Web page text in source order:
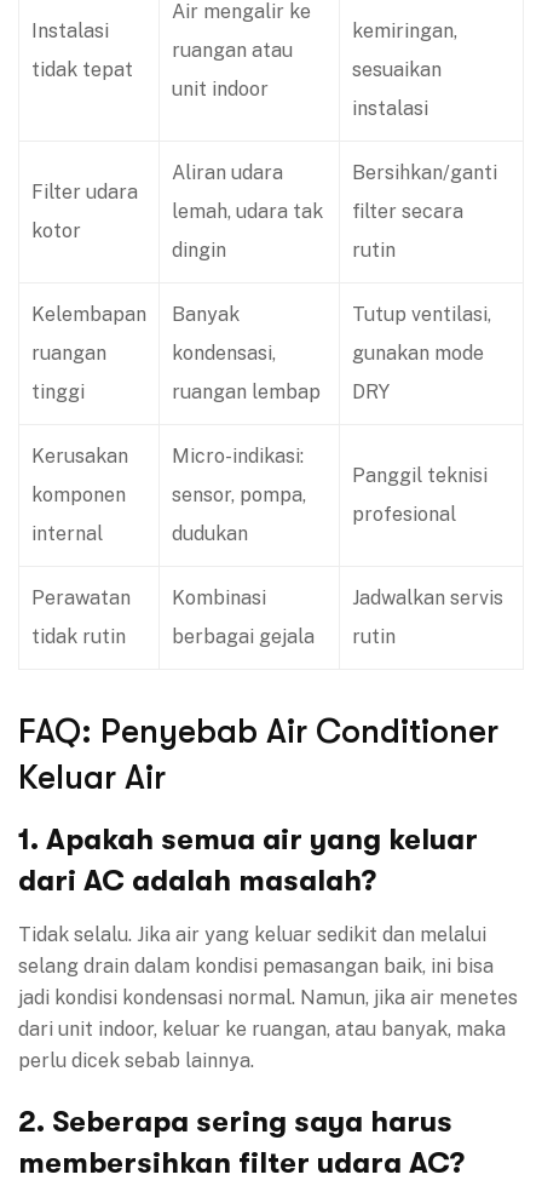
Instalasi
tidak tepat
Air mengalir ke
ruangan atau
unit indoor
kemiringan,
sesuaikan
instalasi
Filter udara
kotor
Aliran udara
lemah, udara tak
dingin
Bersihkan/ganti
filter secara
rutin
Kelembapan
ruangan
tinggi
Banyak
kondensasi,
ruangan lembap
Tutup ventilasi,
gunakan mode
DRY
Kerusakan
komponen
internal
Micro-indikasi:
sensor, pompa,
dudukan
Panggil teknisi
profesional
Perawatan
tidak rutin
Kombinasi
berbagai gejala
Jadwalkan servis
rutin
FAQ: Penyebab Air Conditioner
Keluar Air
1. Apakah semua air yang keluar
dari AC adalah masalah?
Tidak selalu. Jika air yang keluar sedikit dan melalui
selang drain dalam kondisi pemasangan baik, ini bisa
jadi kondisi kondensasi normal. Namun, jika air menetes
dari unit indoor, keluar ke ruangan, atau banyak, maka
perlu dicek sebab lainnya.
2. Seberapa sering saya harus
membersihkan filter udara AC?